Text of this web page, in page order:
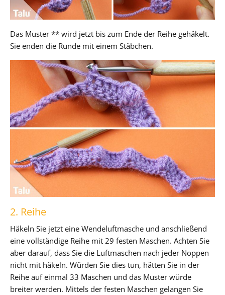
Das Muster ** wird jetzt bis zum Ende der Reihe gehäkelt.
Sie enden die Runde mit einem Stäbchen.
2. Reihe
Häkeln Sie jetzt eine Wendeluftmasche und anschließend
eine vollständige Reihe mit 29 festen Maschen. Achten Sie
aber darauf, dass Sie die Luftmaschen nach jeder Noppen
nicht mit häkeln. Würden Sie dies tun, hätten Sie in der
Reihe auf einmal 33 Maschen und das Muster würde
breiter werden. Mittels der festen Maschen gelangen Sie